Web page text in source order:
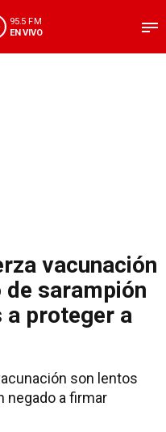
95.5 FM
EN VIVO
vacunación
sarampión
a proteger a
son lentos
negado a firmar